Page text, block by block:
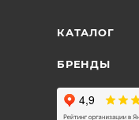
КАТАЛОГ
БРЕНДЫ